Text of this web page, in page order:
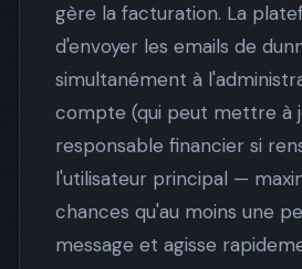
gère la facturation. La
d'envoyer les emails de
simultanément à
compte (qui peut mettre à
responsable financier si
l'utilisateur principal —
chances qu'au moins une
message et agisse